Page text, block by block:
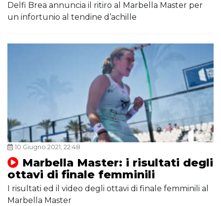
Delfi Brea annuncia il ritiro al Marbella Master per
un infortunio al tendine d’achille
10 Giugno 2021, 22:48
Marbella Master: i risultati degli
ottavi di finale femminili
I risultati ed il video degli ottavi di finale femminili al
Marbella Master